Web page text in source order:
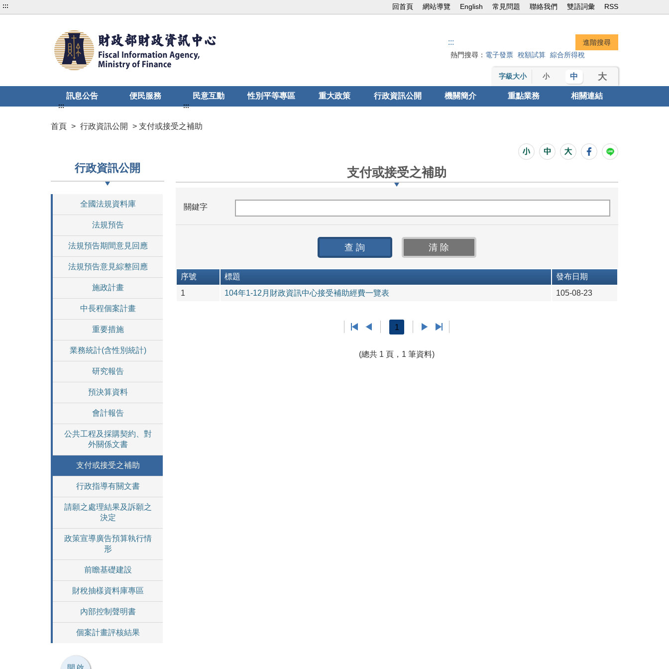
::: 回首頁 網站導覽 English 常見問題 聯絡我們 雙語詞彙 RSS
:::
熱門搜尋： 電子發票 稅額試算 綜合所得稅
字級大小 小 中 大
訊息公告 便民服務 民意互動 性別平等專區 重大政策 行政資訊公開 機關簡介 重點業務 相關連結
首頁 > 行政資訊公開 > 支付或接受之補助
:::
行政資訊公開
全國法規資料庫
法規預告
法規預告期間意見回應
法規預告意見綜整回應
施政計畫
中長程個案計畫
重要措施
業務統計(含性別統計)
研究報告
預決算資料
會計報告
公共工程及採購契約、對
外關係文書
支付或接受之補助
行政指導有關文書
請願之處理結果及訴願之
決定
政策宣導廣告預算執行情
形
前瞻基礎建設
財稅抽樣資料庫專區
內部控制聲明書
個案計畫評核結果
:::
支付或接受之補助
關鍵字
序號 標題
發布日期
1
104年1-12月財政資訊中心接受補助經費一覽表 105-08-23
1
(總共 1 頁，1 筆資料)